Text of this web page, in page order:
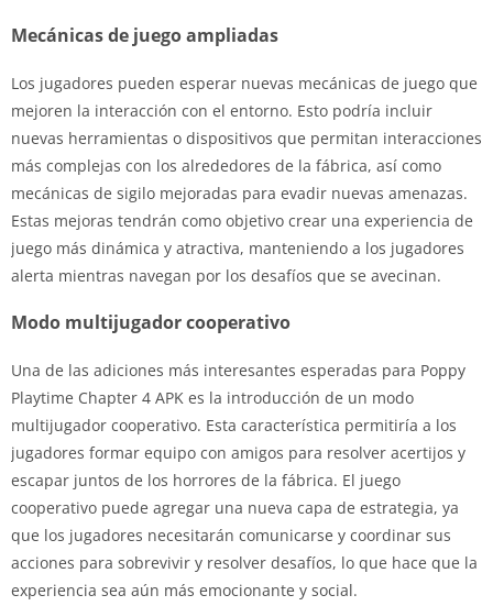
Mecánicas de juego ampliadas
Los jugadores pueden esperar nuevas mecánicas de juego que
mejoren la interacción con el entorno. Esto podría incluir
nuevas herramientas o dispositivos que permitan interacciones
más complejas con los alrededores de la fábrica, así como
mecánicas de sigilo mejoradas para evadir nuevas amenazas.
Estas mejoras tendrán como objetivo crear una experiencia de
juego más dinámica y atractiva, manteniendo a los jugadores
alerta mientras navegan por los desafíos que se avecinan.
Modo multijugador cooperativo
Una de las adiciones más interesantes esperadas para Poppy
Playtime Chapter 4 APK es la introducción de un modo
multijugador cooperativo. Esta característica permitiría a los
jugadores formar equipo con amigos para resolver acertijos y
escapar juntos de los horrores de la fábrica. El juego
cooperativo puede agregar una nueva capa de estrategia, ya
que los jugadores necesitarán comunicarse y coordinar sus
acciones para sobrevivir y resolver desafíos, lo que hace que la
experiencia sea aún más emocionante y social.